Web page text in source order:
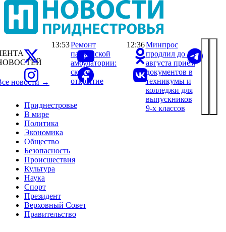
Приднестровье
В мире
Политика
Экономика
Общество
Безопасность
Происшествия
Культура
Наука
Спорт
Президент
Верховный Совет
Правительство
новости →
13:53Ремонт
парканской
амбулатории:
скоро
открытие
12:36Минпрос
продлил до 15
августа приём
документов в
техникумы и
колледжи для
выпускников
9-х классов